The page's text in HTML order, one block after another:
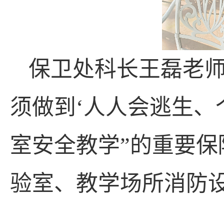
保卫处科长王磊老
须做到 ‘人人会逃生、
室安全教学”的重要保
验室、教学场所消防